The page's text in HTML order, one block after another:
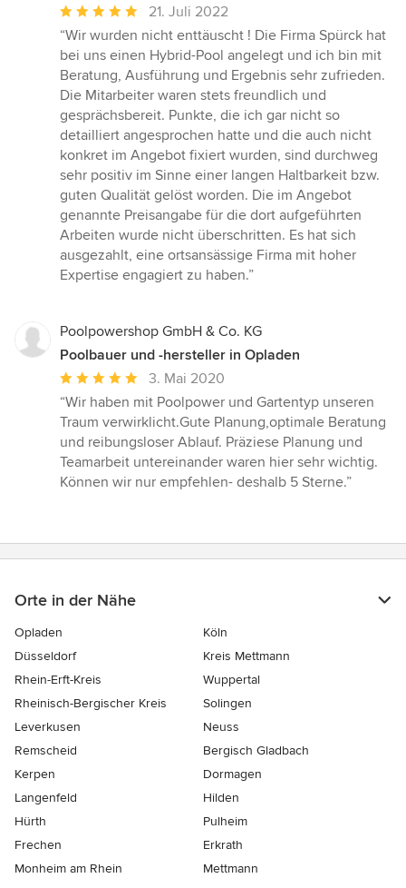
Durchschnittliche
Bewertung:
5
von
5
Sternen
21. Juli 2022
“Wir wurden nicht enttäuscht ! Die Firma Spürck hat
bei uns einen Hybrid-Pool angelegt und ich bin mit
Beratung, Ausführung und Ergebnis sehr zufrieden.
Die Mitarbeiter waren stets freundlich und
gesprächsbereit. Punkte, die ich gar nicht so
detailliert angesprochen hatte und die auch nicht
konkret im Angebot fixiert wurden, sind durchweg
sehr positiv im Sinne einer langen Haltbarkeit bzw.
guten Qualität gelöst worden. Die im Angebot
genannte Preisangabe für die dort aufgeführten
Arbeiten wurde nicht überschritten. Es hat sich
ausgezahlt, eine ortsansässige Firma mit hoher
Expertise engagiert zu haben.”
Poolpowershop GmbH & Co. KG
Poolbauer und -hersteller in Opladen
Durchschnittliche
Bewertung:
5
von
5
Sternen
3. Mai 2020
“Wir haben mit Poolpower und Gartentyp unseren
Traum verwirklicht.Gute Planung,optimale Beratung
und reibungsloser Ablauf. Präziese Planung und
Teamarbeit untereinander waren hier sehr wichtig.
Können wir nur empfehlen- deshalb 5 Sterne.”
Orte in der Nähe
Opladen
Köln
Düsseldorf
Kreis Mettmann
Rhein-Erft-Kreis
Wuppertal
Rheinisch-Bergischer Kreis
Solingen
Leverkusen
Neuss
Remscheid
Bergisch Gladbach
Kerpen
Dormagen
Langenfeld
Hilden
Hürth
Pulheim
Frechen
Erkrath
Monheim am Rhein
Mettmann